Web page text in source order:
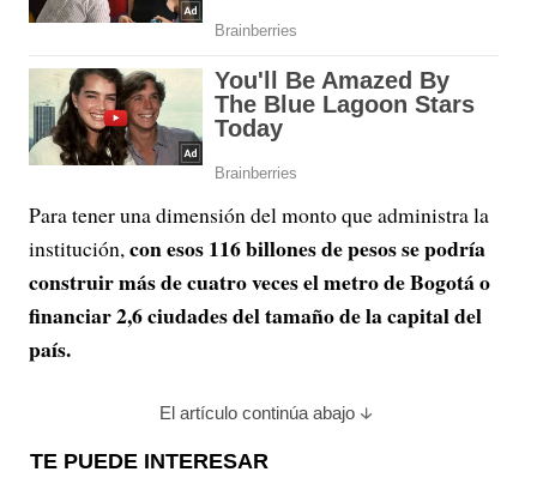
Para tener una dimensión del monto que administra la
institución, con esos 116 billones de pesos se podría
construir más de cuatro veces el metro de Bogotá o
financiar 2,6 ciudades del tamaño de la capital del
país.
El artículo continúa abajo
TE PUEDE INTERESAR